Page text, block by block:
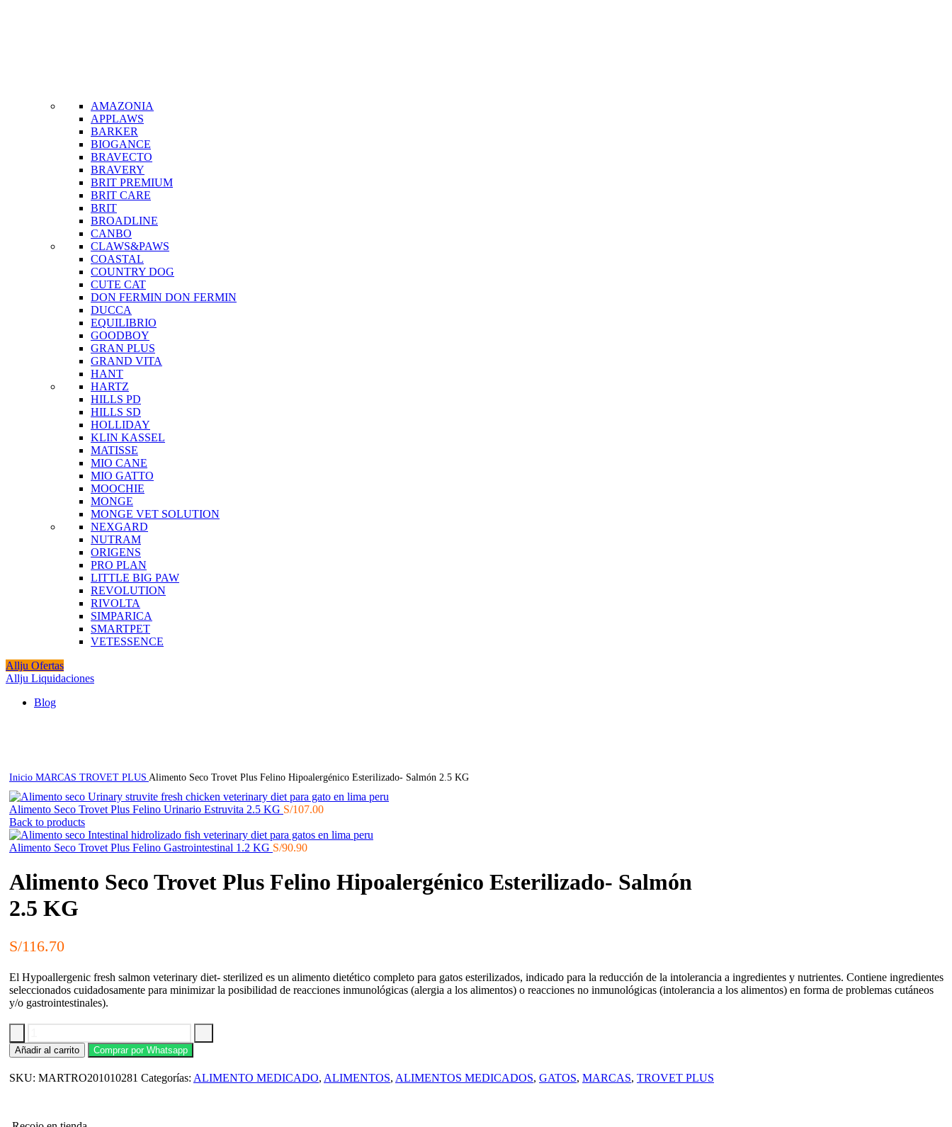
AMAZONIA
APPLAWS
BARKER
BIOGANCE
BRAVECTO
BRAVERY
BRIT PREMIUM
BRIT CARE
BRIT
BROADLINE
CANBO
CLAWS&PAWS
COASTAL
COUNTRY DOG
CUTE CAT
DON FERMIN DON FERMIN
DUCCA
EQUILIBRIO
GOODBOY
GRAN PLUS
GRAND VITA
HANT
HARTZ
HILLS PD
HILLS SD
HOLLIDAY
KLIN KASSEL
MATISSE
MIO CANE
MIO GATTO
MOOCHIE
MONGE
MONGE VET SOLUTION
NEXGARD
NUTRAM
ORIGENS
PRO PLAN
LITTLE BIG PAW
REVOLUTION
RIVOLTA
SIMPARICA
SMARTPET
VETESSENCE
Allju Ofertas
Allju Liquidaciones
Blog
Inicio MARCAS TROVET PLUS Alimento Seco Trovet Plus Felino Hipoalergénico Esterilizado- Salmón 2.5 KG
Alimento Seco Trovet Plus Felino Urinario Estruvita 2.5 KG S/107.00
Back to products
Alimento Seco Trovet Plus Felino Gastrointestinal 1.2 KG S/90.90
Alimento Seco Trovet Plus Felino Hipoalergénico Esterilizado- Salmón
2.5 KG
S/116.70
El Hypoallergenic fresh salmon veterinary diet- sterilized es un alimento dietético completo para gatos esterilizados, indicado para la reducción de la intolerancia a ingredientes y nutrientes. Contiene ingredientes
seleccionados cuidadosamente para minimizar la posibilidad de reacciones inmunológicas (alergia a los alimentos) o reacciones no inmunológicas (intolerancia a los alimentos) en forma de problemas cutáneos
y/o gastrointestinales).
Alimento
Seco
Plus
Añadir al carrito Comprar por Whatsapp
SKU: MARTRO201010281 Categorías: ALIMENTO MEDICADO, ALIMENTOS, ALIMENTOS MEDICADOS, GATOS, MARCAS, TROVET PLUS